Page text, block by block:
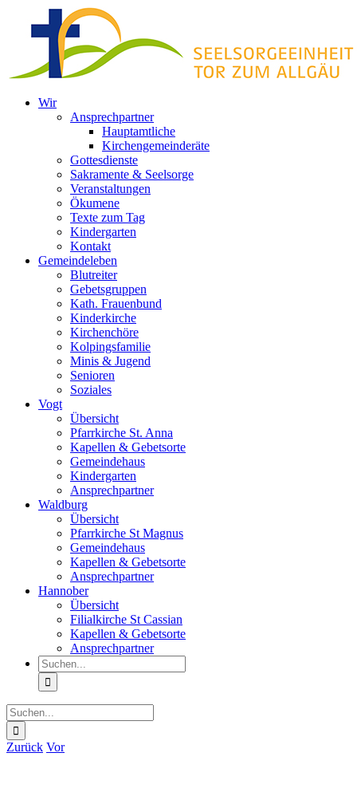
Inhalt
springen
Wir
Ansprechpartner
Hauptamtliche
Kirchengemeinderäte
Gottesdienste
Sakramente & Seelsorge
Veranstaltungen
Ökumene
Texte zum Tag
Kindergarten
Kontakt
Gemeindeleben
Blutreiter
Gebetsgruppen
Kath. Frauenbund
Kinderkirche
Kirchenchöre
Kolpingsfamilie
Minis & Jugend
Senioren
Soziales
Vogt
Übersicht
Pfarrkirche St. Anna
Kapellen & Gebetsorte
Gemeindehaus
Kindergarten
Ansprechpartner
Waldburg
Übersicht
Pfarrkirche St Magnus
Gemeindehaus
Kapellen & Gebetsorte
Ansprechpartner
Hannober
Übersicht
Filialkirche St Cassian
Kapellen & Gebetsorte
Ansprechpartner
Suche
nach:
Suche
nach:
Zurück Vor